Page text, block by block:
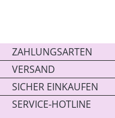
ZAHLUNGSARTEN
VERSAND
SICHER EINKAUFEN
SERVICE-HOTLINE